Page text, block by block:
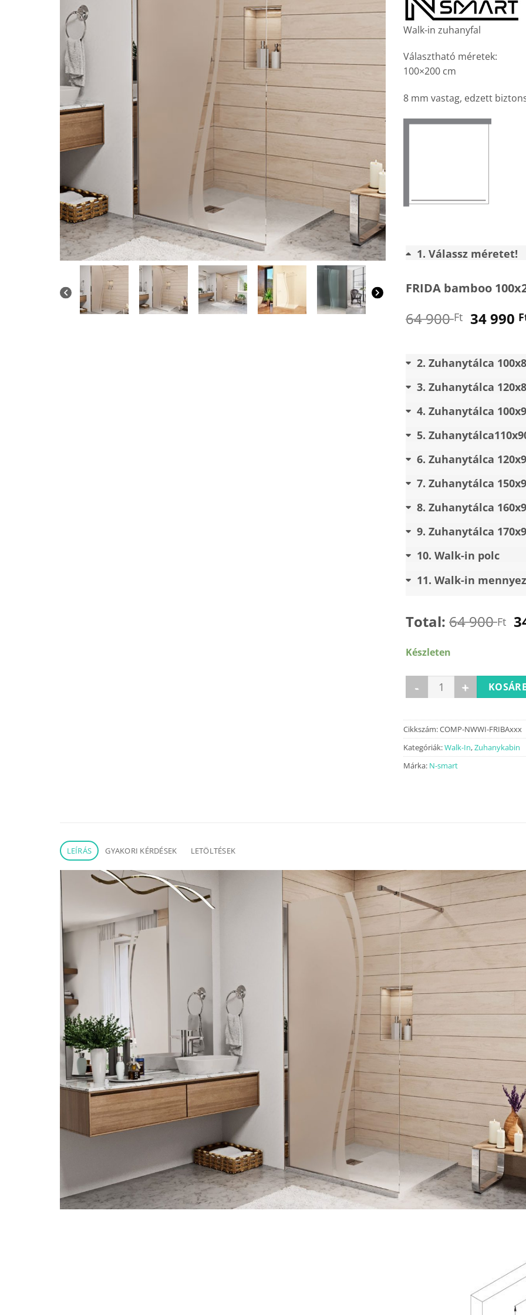
Walk-in zuhanyfal
Választható méretek:
100×200 cm
8 mm vastag, edzett
1 Válassz méretet!
FRIDA bamboo
64 900Ft Original
64
34 990
2 Zuhanytálca
3 Zuhanytálca
4 Zuhanytálca
5
6 Zuhanytálca
7 Zuhanytálca
8 Zuhanytálca
9 Zuhanytálca
10 Walk-in polc
11 Walk-in
Total: 64 900Ft
Készleten
FRIDA Bamboo 100×200
Cikkszám:COMP-NWWI-FRIBAxxx
Kategóriák:Walk-In,Zuhanykabin
Márka: N-smart
LEÍRÁS GYAKORI KÉRDÉSEK LETÖLTÉSEK